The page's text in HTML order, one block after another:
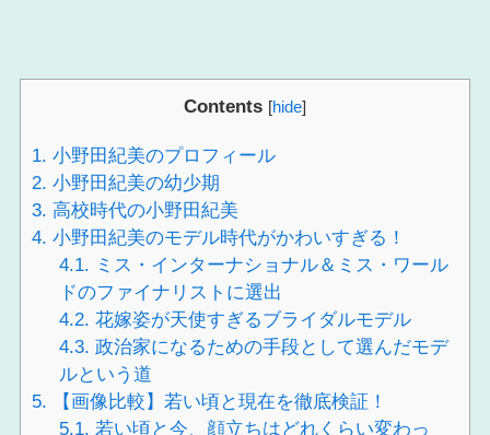
Contents [hide]
1. 小野田紀美のプロフィール
2. 小野田紀美の幼少期
3. 高校時代の小野田紀美
4. 小野田紀美のモデル時代がかわいすぎる！
4.1. ミス・インターナショナル＆ミス・ワール
ドのファイナリストに選出
4.2. 花嫁姿が天使すぎるブライダルモデル
4.3. 政治家になるための手段として選んだモデ
ルという道
5. 【画像比較】若い頃と現在を徹底検証！
5.1. 若い頃と今、顔立ちはどれくらい変わっ